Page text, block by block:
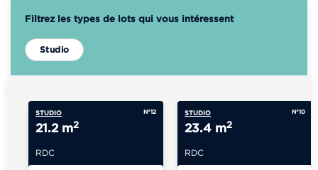
Filtrez les types de lots qui vous intéressent
Studio
N°12
STUDIO
21.2 m2
RDC
N°10
STUDIO
23.4 m2
RDC